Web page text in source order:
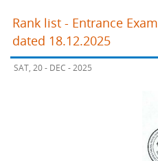
Rank list - Entrance
dated 18.12.2025
SAT, 20 - DEC - 2025